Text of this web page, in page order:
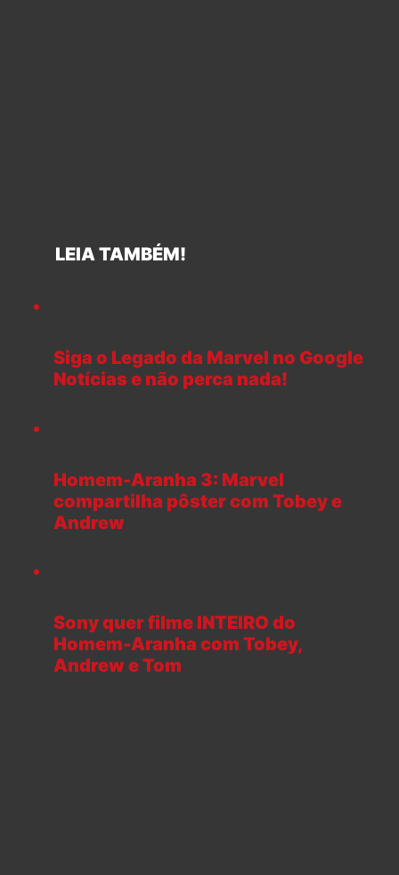
LEIA TAMBÉM!
Siga o Legado da Marvel no Google
Notícias e não perca nada!
Homem-Aranha 3: Marvel
compartilha pôster com Tobey e
Andrew
Sony quer filme INTEIRO do
Homem-Aranha com Tobey,
Andrew e Tom